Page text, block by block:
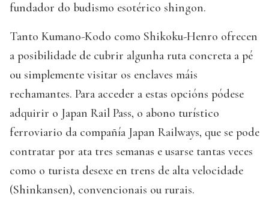
fundador do budismo esotérico shingon.
Tanto Kumano-Kodo como Shikoku-Henro ofrecen
a posibilidade de cubrir algunha ruta concreta a pé
ou simplemente visitar os enclaves máis
rechamantes. Para acceder a estas opcións pódese
adquirir o Japan Rail Pass, o abono turístico
ferroviario da compañía Japan Railways, que se pode
contratar por ata tres semanas e usarse tantas veces
como o turista desexe en trens de alta velocidade
(Shinkansen), convencionais ou rurais.